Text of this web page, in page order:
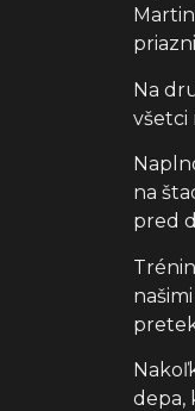
Na
všetci
na
pred
depa,